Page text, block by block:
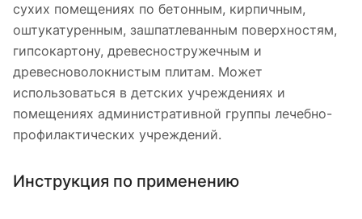
сухих помещениях по бетонным, кирпичным,
оштукатуренным, зашпатлеванным поверхностям,
гипсокартону, древесностружечным и
древесноволокнистым плитам. Может
использоваться в детских учреждениях и
помещениях административной группы лечебно-
профилактических учреждений.
Инструкция по применению